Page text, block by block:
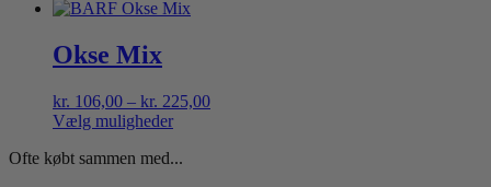
Okse Mix
kr. 106,00 – kr. 225,00Prisinterval:
Vælg muligheder
vare
Ofte købt sammen med...